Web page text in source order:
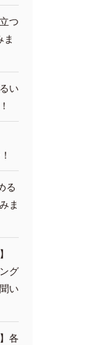
つ
ま
い
る
ま
グ
い
各